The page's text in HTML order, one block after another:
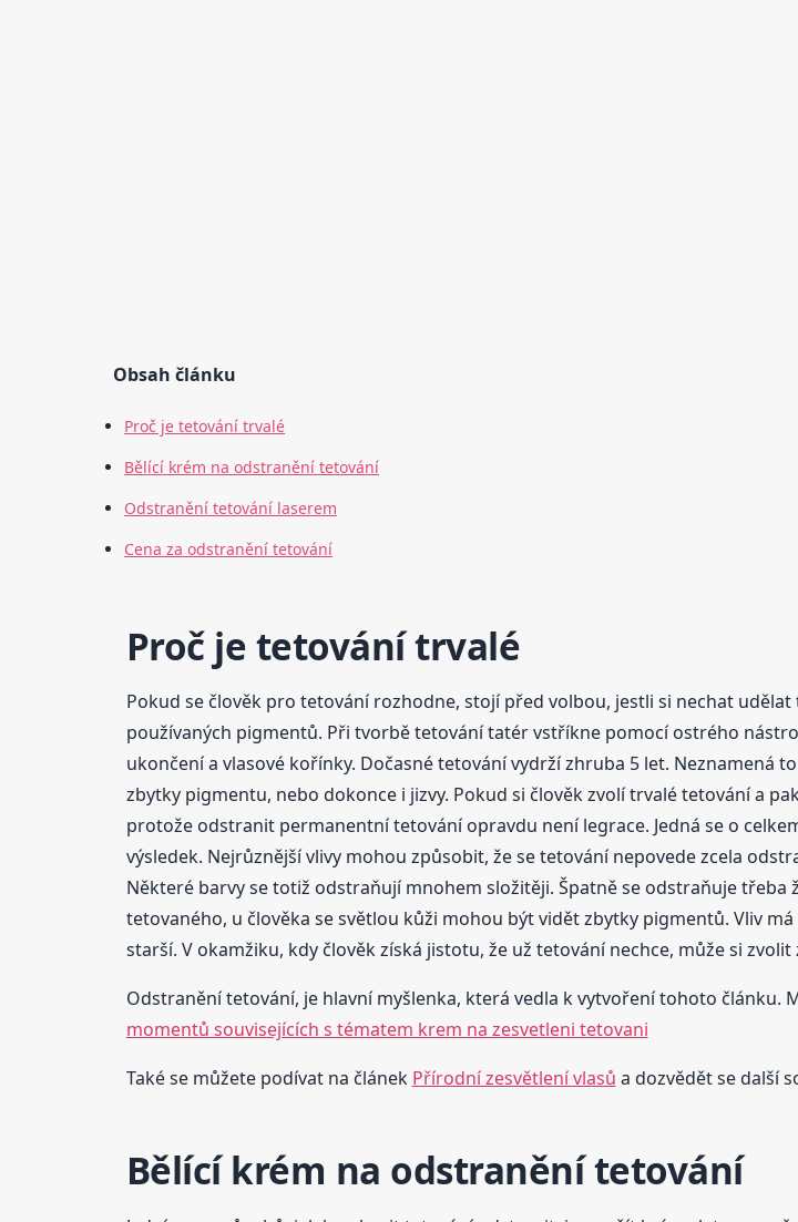
Obsah článku
Proč je tetování trvalé
Bělící krém na odstranění tetování
Odstranění tetování laserem
Cena za odstranění tetování
Proč je tetování trvalé
Pokud se člověk pro tetování rozhodne, stojí před volbou, jestli si nechat
používaných pigmentů. Při tvorbě tetování tatér vstříkne pomocí ostrého
ukončení a vlasové kořínky. Dočasné tetování vydrží zhruba 5 let. Neznamená
zbytky pigmentu, nebo dokonce i jizvy. Pokud si člověk zvolí trvalé tetování a
protože odstranit permanentní tetování opravdu není legrace. Jedná se o
výsledek. Nejrůznější vlivy mohou způsobit, že se tetování nepovede zcela
Některé barvy se totiž odstraňují mnohem složitěji. Špatně se odstraňuje třeba
tetovaného, u člověka se světlou kůži mohou být vidět zbytky pigmentů. Vliv
starší. V okamžiku, kdy člověk získá jistotu, že už tetování nechce, může si
Odstranění tetování, je hlavní myšlenka, která vedla k vytvoření tohoto článku.
momentů souvisejících s tématem krem na zesvetleni tetovani
Také se můžete podívat na článek Přírodní zesvětlení vlasů a dozvědět se další
Bělící krém na odstranění tetování